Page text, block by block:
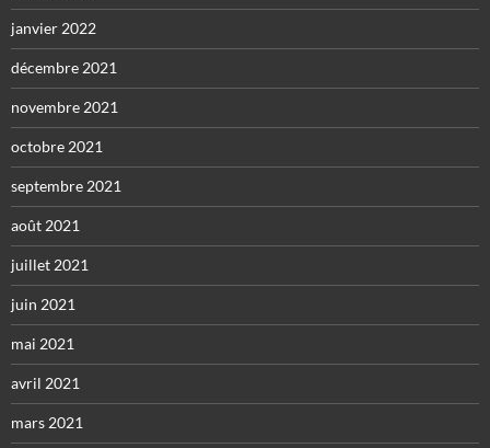
janvier 2022
décembre 2021
novembre 2021
octobre 2021
septembre 2021
août 2021
juillet 2021
juin 2021
mai 2021
avril 2021
mars 2021